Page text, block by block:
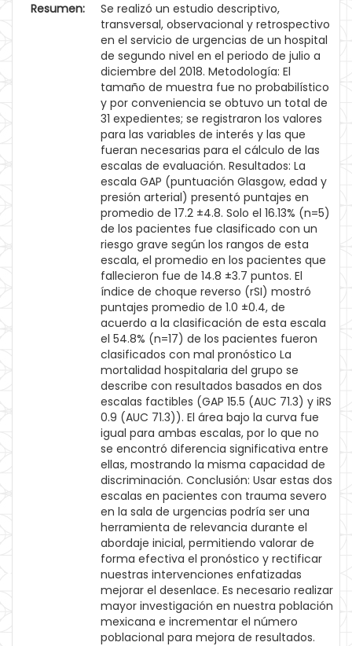
Resumen:
Se realizó un estudio descriptivo,
transversal, observacional y retrospectivo
en el servicio de urgencias de un hospital
de segundo nivel en el periodo de julio a
diciembre del 2018. Metodología: El
tamaño de muestra fue no probabilístico
y por conveniencia se obtuvo un total de
31 expedientes; se registraron los valores
para las variables de interés y las que
fueran necesarias para el cálculo de las
escalas de evaluación. Resultados: La
escala GAP (puntuación Glasgow, edad y
presión arterial) presentó puntajes en
promedio de 17.2 ±4.8. Solo el 16.13% (n=5)
de los pacientes fue clasificado con un
riesgo grave según los rangos de esta
escala, el promedio en los pacientes que
fallecieron fue de 14.8 ±3.7 puntos. El
índice de choque reverso (rSI) mostró
puntajes promedio de 1.0 ±0.4, de
acuerdo a la clasificación de esta escala
el 54.8% (n=17) de los pacientes fueron
clasificados con mal pronóstico La
mortalidad hospitalaria del grupo se
describe con resultados basados en dos
escalas factibles (GAP 15.5 (AUC 71.3) y iRS
0.9 (AUC 71.3)). El área bajo la curva fue
igual para ambas escalas, por lo que no
se encontró diferencia significativa entre
ellas, mostrando la misma capacidad de
discriminación. Conclusión: Usar estas dos
escalas en pacientes con trauma severo
en la sala de urgencias podría ser una
herramienta de relevancia durante el
abordaje inicial, permitiendo valorar de
forma efectiva el pronóstico y rectificar
nuestras intervenciones enfatizadas
mejorar el desenlace. Es necesario realizar
mayor investigación en nuestra población
mexicana e incrementar el número
poblacional para mejora de resultados.